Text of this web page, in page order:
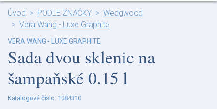
Úvod PODLE ZNAČKY
Wedgwood
Vera Wang - Luxe Graphite
VERA WANG - LUXE GRAPHITE
Sada dvou sklenic na
šampaňské 0.15 l
Katalogové číslo: 1084310